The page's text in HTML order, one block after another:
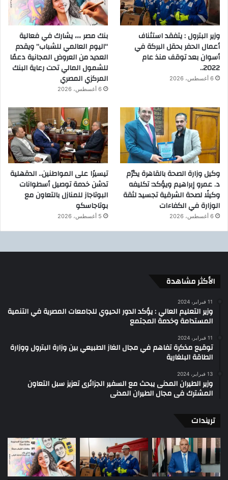
وزير البترول : يتفقد استئناف
أعمال الحفر بحقل البركة في
أسوان بعد توقف منذ عام
2022..
6 أغسطس، 2026
بنك مصر ،،، يشارك في فعالية
“اليوم العالمي للشباب” ويقدم
العديد من العروض المجانية دعمًا
للشمول المالي تحت رعاية البنك
المركزي المصري
6 أغسطس، 2026
وكيل وزارة الصحة بالقاهرة يكرّم
د. عمرو إبراهيم ويؤكد: تكليفه
وكيلًا لصحة الشرقية تجسيد لثقة
الوزارة في الكفاءات
6 أغسطس، 2026
تيسيرًا على المواطنين.. الدقهلية
تدشن خدمة توصيل أسطوانات
البوتاجاز للمنازل بالتعاون مع
بوتاجاسكو
5 أغسطس، 2026
الأكثر مشاهدة
11 فبراير، 2024
وزير التعليم العالي : يؤكد الدور الحيوي للجامعات المصرية في التنمية
المستدامة وخدمة المجتمع
11 فبراير، 2024
توقيع مذكرة تفاهم في مجال الغاز الطبيعي بين وزارة البترول ووزارة
الطاقة البلغارية
13 فبراير، 2024
وزير الطيران المدنى يبحث مع السفير الجزائرى تعزيز سبل التعاون
المشترك فى مجال الطيران المدنى
تريندات